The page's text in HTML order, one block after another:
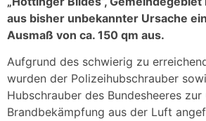
aus bisher unbekannter Ursache
Ausmaß von ca. 150 qm aus.
Aufgrund des schwierig zu
wurden der Polizeihubschrauber
Hubschrauber des Bundesheeres
Brandbekämpfung aus der Luft